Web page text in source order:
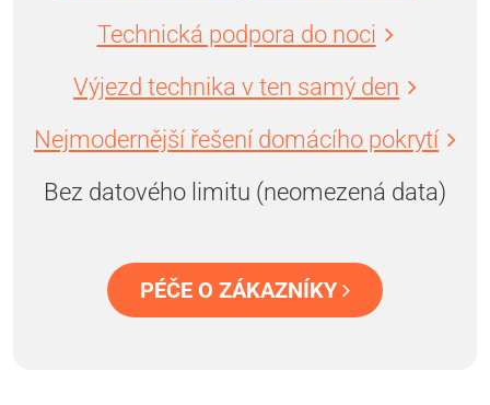
Technická podpora do noci
Výjezd technika v ten samý den
Nejmodernější řešení domácího pokrytí
Bez datového limitu (neomezená data)
PÉČE O ZÁKAZNÍKY